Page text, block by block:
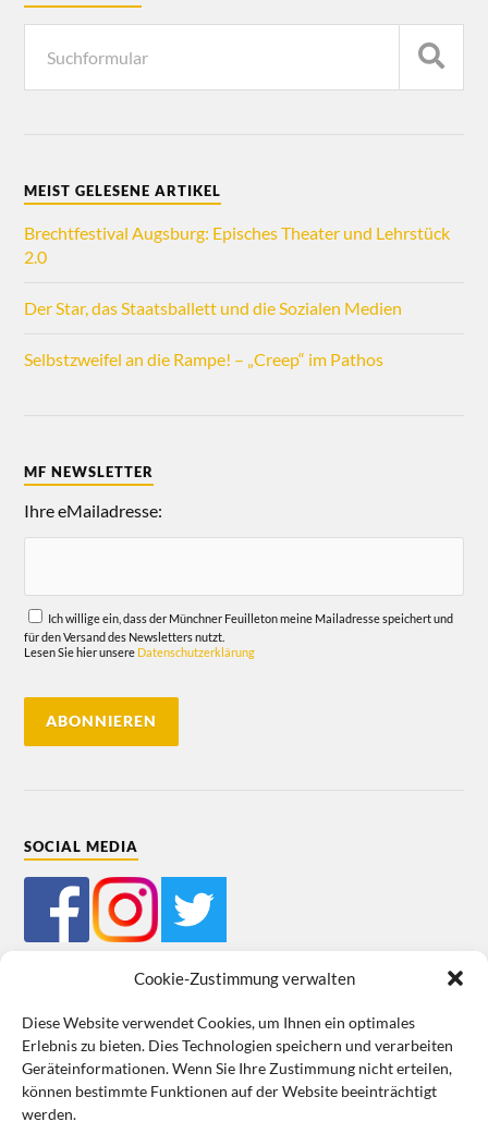
Cookie-Zustimmung verwalten
Diese Website verwendet Cookies, um Ihnen ein optimales
Erlebnis zu bieten. Dies Technologien speichern und verarbeiten
Geräteinformationen. Wenn Sie Ihre Zustimmung nicht erteilen,
können bestimmte Funktionen auf der Website beeinträchtigt
werden.
MEIST GELESENE ARTIKEL
Brechtfestival Augsburg: Episches Theater und Lehrstück
2.0
Der Star, das Staatsballett und die Sozialen Medien
Selbstzweifel an die Rampe! – „Creep“ im Pathos
MF NEWSLETTER
Ihre eMailadresse:
Ich willige ein, dass der Münchner Feuilleton meine Mailadresse speichert und
für den Versand des Newsletters nutzt.
Lesen Sie hier unsere Datenschutzerklärung
SOCIAL MEDIA
Impressum Datenschutz Cookie-Richtlinie (EU) AGB